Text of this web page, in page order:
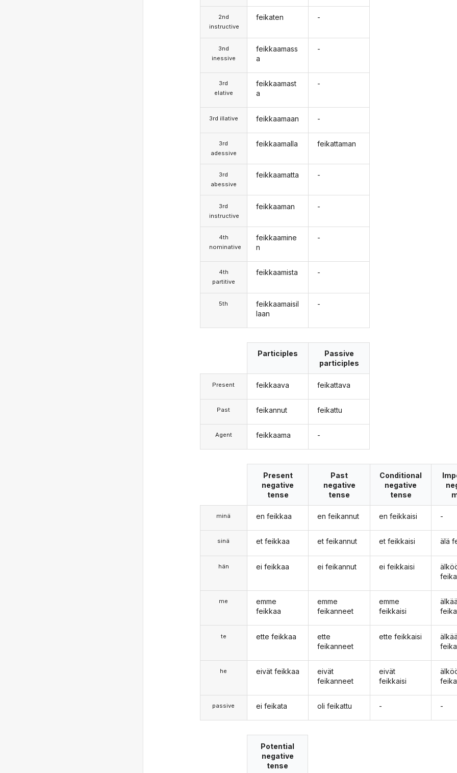
2nd
instructive
3nd
inessive
3rd
elative
3rd illative
3rd
adessive
3rd
abessive
3rd
instructive
4th
nominative
4th
partitive
5th
feikaten
feikkaamass
a
feikkaamast
a
feikkaamaan
feikkaamalla
feikkaamatta
feikkaaman
feikkaamine
n
feikkaamista
feikkaamaisil
laan
-
-
-
-
feikattaman
-
-
-
-
-
Present
Past
Agent
Participles
feikkaava
feikannut
feikkaama
Passive
participles
feikattava
feikattu
-
minä
sinä
hän
me
te
he
passive
Present
negative
tense
en feikkaa
et feikkaa
ei feikkaa
emme
feikkaa
ette feikkaa
eivät feikkaa
ei feikata
Past
negative
tense
en feikannut
et feikannut
ei feikannut
emme
feikanneet
ette
feikanneet
eivät
feikanneet
oli feikattu
Conditional
negative
tense
en feikkaisi
et feikkaisi
ei feikkaisi
emme
feikkaisi
ette feikkaisi
eivät
feikkaisi
-
-
älä
-
Potential
negative
tense